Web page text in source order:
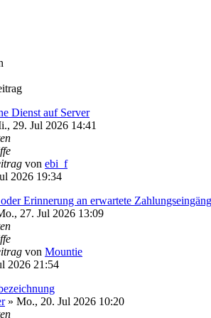
Dienst auf Server
29. Jul 2026 14:41
von ebi_f
2026 19:34
Erinnerung an erwartete
27. Jul 2026 13:09
von Mountie
2026 21:54
» Mo., 20. Jul 2026 10:20